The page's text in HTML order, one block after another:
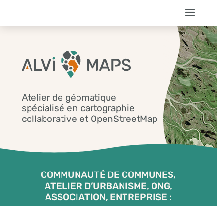
Atelier de géomatique
spécialisé en cartographie
collaborative et OpenStreetMap
COMMUNAUTÉ DE COMMUNES,
ATELIER D’URBANISME, ONG,
ASSOCIATION, ENTREPRISE :